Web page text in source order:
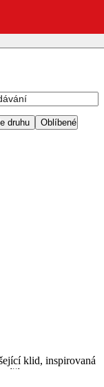
druhu Oblíbené
klid, inspirovaná
– to je Peach